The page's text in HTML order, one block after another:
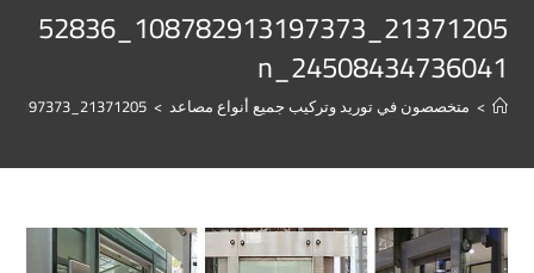
21371205_108782913197373_52836
24508434736041_n
> متخصصون في توريد وتركيب جميع أنواع مصاعد >
21371205_108782913197373_5283624508434736041_n